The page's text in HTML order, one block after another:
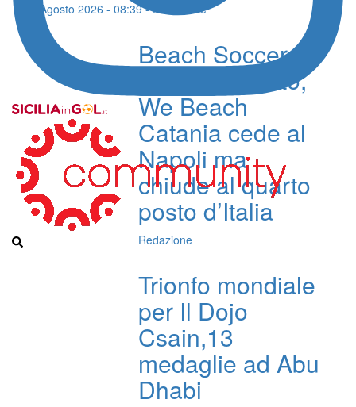
10 Agosto 2026 - 08:39 - Redazione
Beach Soccer,
Poule Scudetto,
We Beach
Catania cede al
Napoli ma
chiude al quarto
posto d’Italia
Redazione
Trionfo mondiale
per Il Dojo
Csain,13
medaglie ad Abu
Dhabi